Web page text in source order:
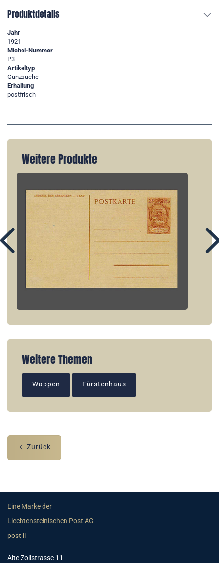
Produktdetails
Jahr
1921
Michel-Nummer
P3
Artikeltyp
Ganzsache
Erhaltung
postfrisch
Weitere Produkte
Weitere Themen
Wappen Fürstenhaus
Zurück
Eine Marke der
Liechtensteinischen Post AG
post.li
Alte Zollstrasse 11